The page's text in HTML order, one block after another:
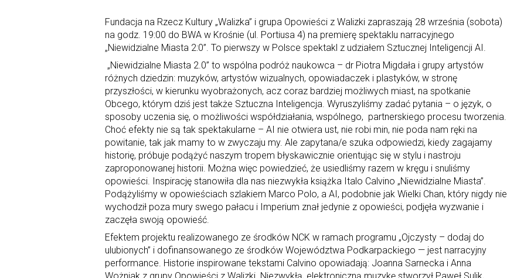
Fundacja na Rzecz Kultury „Walizka” i grupa Opowieści z Walizki zapraszają 28 września (sobota)
na godz. 19:00 do BWA w Krośnie (ul. Portiusa 4) na premierę spektaklu narracyjnego
„Niewidzialne Miasta 2:0”. To pierwszy w Polsce spektakl z udziałem Sztucznej Inteligencji AI.
„Niewidzialne Miasta 2.0” to wspólna podróż naukowca – dr Piotra Migdała i grupy artystów
różnych dziedzin: muzyków, artystów wizualnych, opowiadaczek i plastyków, w stronę
przyszłości, w kierunku wyobrażonych, acz coraz bardziej możliwych miast, na spotkanie
Obcego, którym dziś jest także Sztuczna Inteligencja. Wyruszyliśmy zadać pytania – o język, o
sposoby uczenia się, o możliwości współdziałania, wspólnego, partnerskiego procesu tworzenia.
Choć efekty nie są tak spektakularne – AI nie otwiera ust, nie robi min, nie poda nam ręki na
powitanie, tak jak mamy to w zwyczaju my. Ale zapytana/e szuka odpowiedzi, kiedy zagajamy
historię, próbuje podążyć naszym tropem błyskawicznie orientując się w stylu i nastroju
zaproponowanej historii. Można więc powiedzieć, że usiedliśmy razem w kręgu i snuliśmy
opowieści. Inspirację stanowiła dla nas niezwykła książka Italo Calvino „Niewidzialne Miasta”.
Podążyliśmy w opowieściach szlakiem Marco Polo, a AI, podobnie jak Wielki Chan, który nigdy nie
wychodził poza mury swego pałacu i Imperium znał jedynie z opowieści, podjęła wyzwanie i
zaczęła swoją opowieść.
Efektem projektu realizowanego ze środków NCK w ramach programu „Ojczysty – dodaj do
ulubionych” i dofinansowanego ze środków Województwa Podkarpackiego — jest narracyjny
performance. Historie inspirowane tekstami Calvino opowiadają: Joanna Sarnecka i Anna